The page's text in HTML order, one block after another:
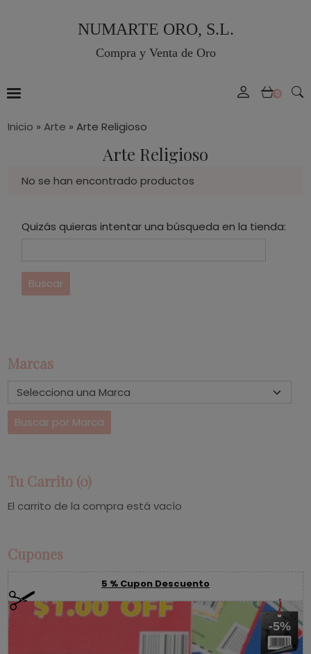
NUMARTE ORO, S.L.
Compra y Venta de Oro
0
Marcas
Tu Carrito (0)
El carrito de la compra está vacío
Cupones
5 % Cupon Descuento
-5%
Inicio » Arte » Arte Religioso
Arte Religioso
No se han encontrado productos
Quizás quieras intentar una búsqueda en la tienda: